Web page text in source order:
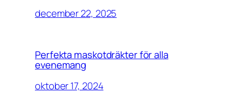
december 22, 2025
Perfekta maskotdräkter för alla
evenemang
oktober 17, 2024